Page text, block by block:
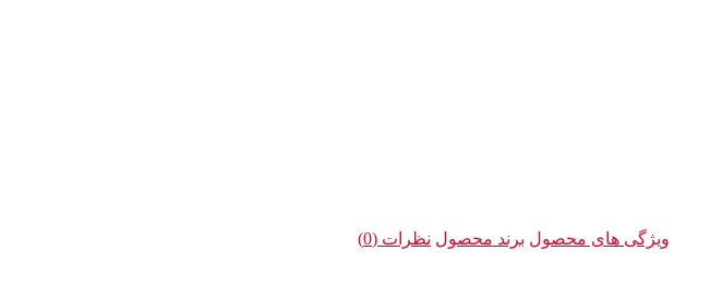
ویژگی های محصول برند محصول نظرات (0)